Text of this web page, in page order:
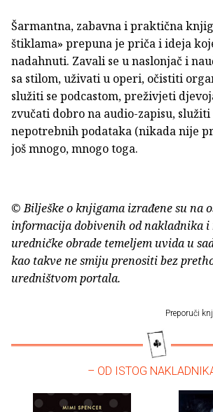
Šarmantna, zabavna i praktična
štiklama» prepuna je priča i ideja
nadahnuti. Zavali se u naslonjač i
sa stilom, uživati u operi, očistiti
služiti se podcastom, preživjeti
zvučati dobro na audio-zapisu, služiti
nepotrebnih podataka (nikada nije
još mnogo, mnogo toga.
© Bilješke o knjigama izrađene su na
informacija dobivenih od nakladnika i
uredničke obrade temeljem uvida u
kao takve ne smiju prenositi bez
uredništvom portala.
Preporuči
– OD ISTOG